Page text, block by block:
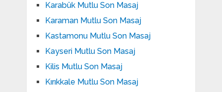
Karabük Mutlu Son Masaj
Karaman Mutlu Son Masaj
Kastamonu Mutlu Son Masaj
Kayseri Mutlu Son Masaj
Kilis Mutlu Son Masaj
Kırıkkale Mutlu Son Masaj